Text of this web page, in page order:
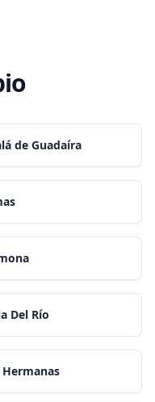
de Guadaíra
Del Río